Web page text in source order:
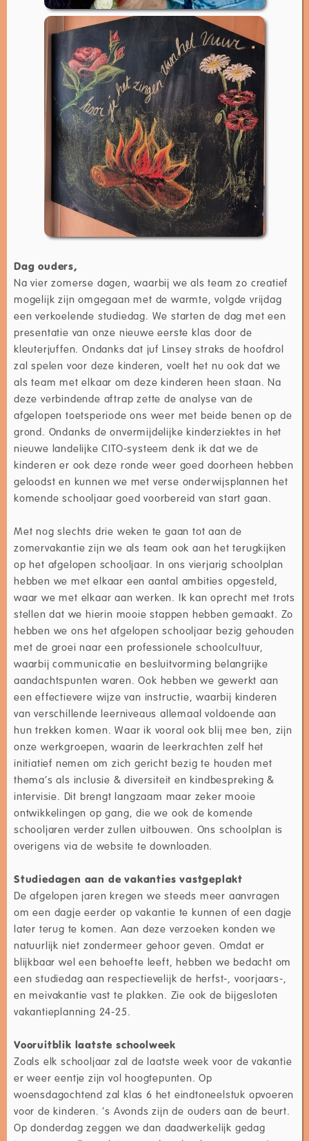
Dag ouders,
Na vier zomerse dagen, waarbij we als team zo creatief
mogelijk zijn omgegaan met de warmte, volgde vrijdag
een verkoelende studiedag. We starten de dag met een
presentatie van onze nieuwe eerste klas door de
kleuterjuffen. Ondanks dat juf Linsey straks de hoofdrol
zal spelen voor deze kinderen, voelt het nu ook dat we
als team met elkaar om deze kinderen heen staan. Na
deze verbindende aftrap zette de analyse van de
afgelopen toetsperiode ons weer met beide benen op de
grond. Ondanks de onvermijdelijke kinderziektes in het
nieuwe landelijke CITO-systeem denk ik dat we de
kinderen er ook deze ronde weer goed doorheen hebben
geloodst en kunnen we met verse onderwijsplannen het
komende schooljaar goed voorbereid van start gaan.
Met nog slechts drie weken te gaan tot aan de
zomervakantie zijn we als team ook aan het terugkijken
op het afgelopen schooljaar. In ons vierjarig schoolplan
hebben we met elkaar een aantal ambities opgesteld,
waar we met elkaar aan werken. Ik kan oprecht met trots
stellen dat we hierin mooie stappen hebben gemaakt. Zo
hebben we ons het afgelopen schooljaar bezig gehouden
met de groei naar een professionele schoolcultuur,
waarbij communicatie en besluitvorming belangrijke
aandachtspunten waren. Ook hebben we gewerkt aan
een effectievere wijze van instructie, waarbij kinderen
van verschillende leerniveaus allemaal voldoende aan
hun trekken komen. Waar ik vooral ook blij mee ben, zijn
onze werkgroepen, waarin de leerkrachten zelf het
initiatief nemen om zich gericht bezig te houden met
thema’s als inclusie & diversiteit en kindbespreking &
intervisie. Dit brengt langzaam maar zeker mooie
ontwikkelingen op gang, die we ook de komende
schooljaren verder zullen uitbouwen. Ons schoolplan is
overigens via de website te downloaden.
Studiedagen aan de vakanties vastgeplakt
De afgelopen jaren kregen we steeds meer aanvragen
om een dagje eerder op vakantie te kunnen of een dagje
later terug te komen. Aan deze verzoeken konden we
natuurlijk niet zondermeer gehoor geven. Omdat er
blijkbaar wel een behoefte leeft, hebben we bedacht om
een studiedag aan respectievelijk de herfst-, voorjaars-,
en meivakantie vast te plakken. Zie ook de bijgesloten
vakantieplanning 24-25.
Vooruitblik laatste schoolweek
Zoals elk schooljaar zal de laatste week voor de vakantie
er weer eentje zijn vol hoogtepunten. Op
woensdagochtend zal klas 6 het eindtoneelstuk opvoeren
voor de kinderen. ‘s Avonds zijn de ouders aan de beurt.
Op donderdag zeggen we dan daadwerkelijk gedag